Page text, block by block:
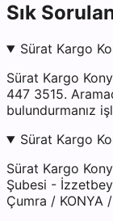
Sık
Sürat Kargo
Sürat Kargo
447 3515.
bulundurmanız
Sürat Kargo
Sürat Kargo
Şubesi -
Çumra / KONYA